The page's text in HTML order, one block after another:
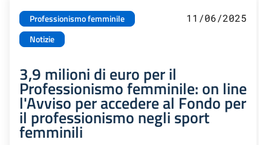
Professionismo femminile
Notizie
11/06/2025
3,9 milioni di euro per il
Professionismo femminile: on line
l'Avviso per accedere al Fondo per
il professionismo negli sport
femminili